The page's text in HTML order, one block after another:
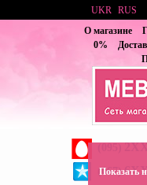
О магазине
0%
(067)
Показать
UKR RUS